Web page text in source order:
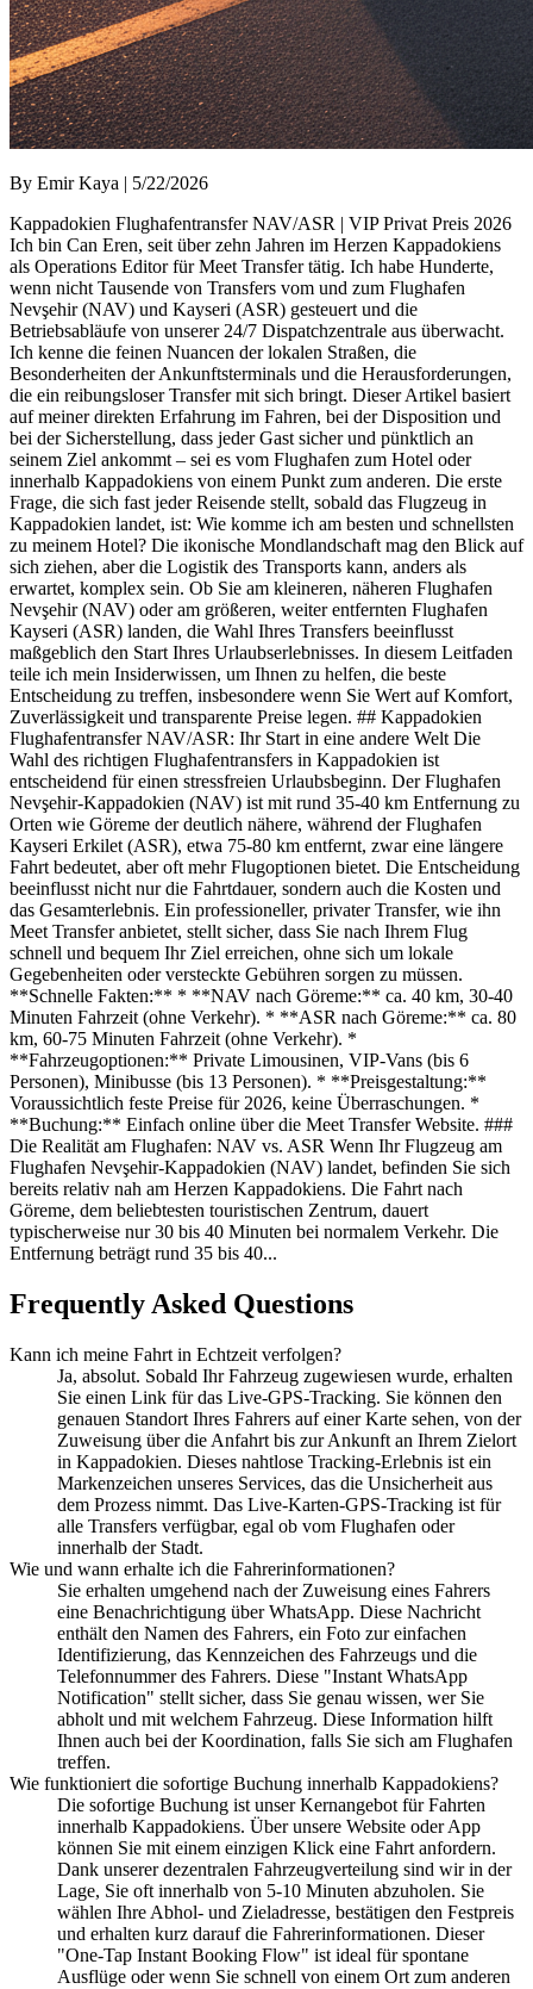
By Emir Kaya | 5/22/2026
Kappadokien Flughafentransfer NAV/ASR | VIP Privat Preis 2026
Ich bin Can Eren, seit über zehn Jahren im Herzen Kappadokiens
als Operations Editor für Meet Transfer tätig. Ich habe Hunderte,
wenn nicht Tausende von Transfers vom und zum Flughafen
Nevşehir (NAV) und Kayseri (ASR) gesteuert und die
Betriebsabläufe von unserer 24/7 Dispatchzentrale aus überwacht.
Ich kenne die feinen Nuancen der lokalen Straßen, die
Besonderheiten der Ankunftsterminals und die Herausforderungen,
die ein reibungsloser Transfer mit sich bringt. Dieser Artikel basiert
auf meiner direkten Erfahrung im Fahren, bei der Disposition und
bei der Sicherstellung, dass jeder Gast sicher und pünktlich an
seinem Ziel ankommt – sei es vom Flughafen zum Hotel oder
innerhalb Kappadokiens von einem Punkt zum anderen. Die erste
Frage, die sich fast jeder Reisende stellt, sobald das Flugzeug in
Kappadokien landet, ist: Wie komme ich am besten und schnellsten
zu meinem Hotel? Die ikonische Mondlandschaft mag den Blick auf
sich ziehen, aber die Logistik des Transports kann, anders als
erwartet, komplex sein. Ob Sie am kleineren, näheren Flughafen
Nevşehir (NAV) oder am größeren, weiter entfernten Flughafen
Kayseri (ASR) landen, die Wahl Ihres Transfers beeinflusst
maßgeblich den Start Ihres Urlaubserlebnisses. In diesem Leitfaden
teile ich mein Insiderwissen, um Ihnen zu helfen, die beste
Entscheidung zu treffen, insbesondere wenn Sie Wert auf Komfort,
Zuverlässigkeit und transparente Preise legen. ## Kappadokien
Flughafentransfer NAV/ASR: Ihr Start in eine andere Welt Die
Wahl des richtigen Flughafentransfers in Kappadokien ist
entscheidend für einen stressfreien Urlaubsbeginn. Der Flughafen
Nevşehir-Kappadokien (NAV) ist mit rund 35-40 km Entfernung zu
Orten wie Göreme der deutlich nähere, während der Flughafen
Kayseri Erkilet (ASR), etwa 75-80 km entfernt, zwar eine längere
Fahrt bedeutet, aber oft mehr Flugoptionen bietet. Die Entscheidung
beeinflusst nicht nur die Fahrtdauer, sondern auch die Kosten und
das Gesamterlebnis. Ein professioneller, privater Transfer, wie ihn
Meet Transfer anbietet, stellt sicher, dass Sie nach Ihrem Flug
schnell und bequem Ihr Ziel erreichen, ohne sich um lokale
Gegebenheiten oder versteckte Gebühren sorgen zu müssen.
**Schnelle Fakten:** * **NAV nach Göreme:** ca. 40 km, 30-40
Minuten Fahrzeit (ohne Verkehr). * **ASR nach Göreme:** ca. 80
km, 60-75 Minuten Fahrzeit (ohne Verkehr). *
**Fahrzeugoptionen:** Private Limousinen, VIP-Vans (bis 6
Personen), Minibusse (bis 13 Personen). * **Preisgestaltung:**
Voraussichtlich feste Preise für 2026, keine Überraschungen. *
**Buchung:** Einfach online über die Meet Transfer Website. ###
Die Realität am Flughafen: NAV vs. ASR Wenn Ihr Flugzeug am
Flughafen Nevşehir-Kappadokien (NAV) landet, befinden Sie sich
bereits relativ nah am Herzen Kappadokiens. Die Fahrt nach
Göreme, dem beliebtesten touristischen Zentrum, dauert
typischerweise nur 30 bis 40 Minuten bei normalem Verkehr. Die
Entfernung beträgt rund 35 bis 40...
Frequently Asked Questions
Kann ich meine Fahrt in Echtzeit verfolgen?
Ja, absolut. Sobald Ihr Fahrzeug zugewiesen wurde, erhalten
Sie einen Link für das Live-GPS-Tracking. Sie können den
genauen Standort Ihres Fahrers auf einer Karte sehen, von der
Zuweisung über die Anfahrt bis zur Ankunft an Ihrem Zielort
in Kappadokien. Dieses nahtlose Tracking-Erlebnis ist ein
Markenzeichen unseres Services, das die Unsicherheit aus
dem Prozess nimmt. Das Live-Karten-GPS-Tracking ist für
alle Transfers verfügbar, egal ob vom Flughafen oder
innerhalb der Stadt.
Wie und wann erhalte ich die Fahrerinformationen?
Sie erhalten umgehend nach der Zuweisung eines Fahrers
eine Benachrichtigung über WhatsApp. Diese Nachricht
enthält den Namen des Fahrers, ein Foto zur einfachen
Identifizierung, das Kennzeichen des Fahrzeugs und die
Telefonnummer des Fahrers. Diese "Instant WhatsApp
Notification" stellt sicher, dass Sie genau wissen, wer Sie
abholt und mit welchem Fahrzeug. Diese Information hilft
Ihnen auch bei der Koordination, falls Sie sich am Flughafen
treffen.
Wie funktioniert die sofortige Buchung innerhalb Kappadokiens?
Die sofortige Buchung ist unser Kernangebot für Fahrten
innerhalb Kappadokiens. Über unsere Website oder App
können Sie mit einem einzigen Klick eine Fahrt anfordern.
Dank unserer dezentralen Fahrzeugverteilung sind wir in der
Lage, Sie oft innerhalb von 5-10 Minuten abzuholen. Sie
wählen Ihre Abhol- und Zieladresse, bestätigen den Festpreis
und erhalten kurz darauf die Fahrerinformationen. Dieser
"One-Tap Instant Booking Flow" ist ideal für spontane
Ausflüge oder wenn Sie schnell von einem Ort zum anderen